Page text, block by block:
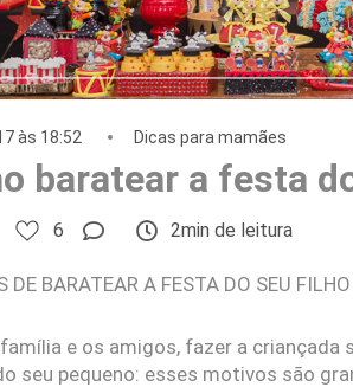
às 18:52 Dicas para mamães
baratear a festa
6 2min de leitura
DE BARATEAR A FESTA DO SEU FILHO
família e os amigos, fazer a
seu pequeno: esses motivos são